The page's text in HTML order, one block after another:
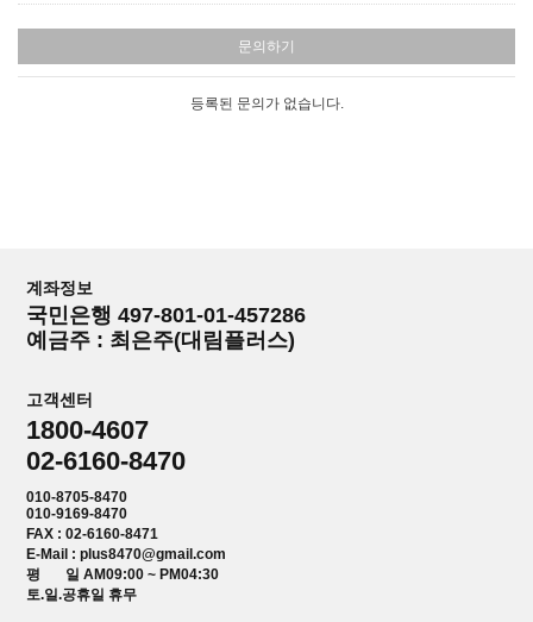
문의하기
등록된 문의가 없습니다.
계좌정보
국민은행 497-801-01-457286
예금주 : 최은주(대림플러스)
고객센터
1800-4607
02-6160-8470
010-8705-8470
010-9169-8470
FAX : 02-6160-8471
E-Mail : plus8470@gmail.com
평 일 AM09:00 ~ PM04:30
토.일.공휴일 휴무